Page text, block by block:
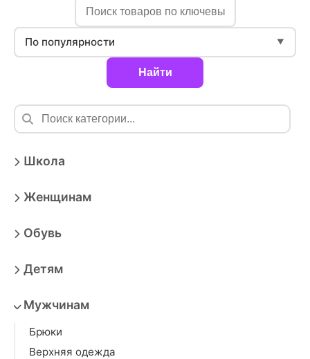
По популярности ▼
Найти
Школа
Женщинам
Обувь
Детям
Мужчинам
Брюки
Верхняя одежда